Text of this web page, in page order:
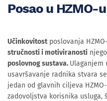
Posao u HZMO-u
Učinkovitostposlovanja
stručnosti i motiviranosti
poslovnog sustava. Ulaganjem
usavršavanje radnika stvara
jedan od glavnih ciljeva
zadovoljstva korisnika usluga,